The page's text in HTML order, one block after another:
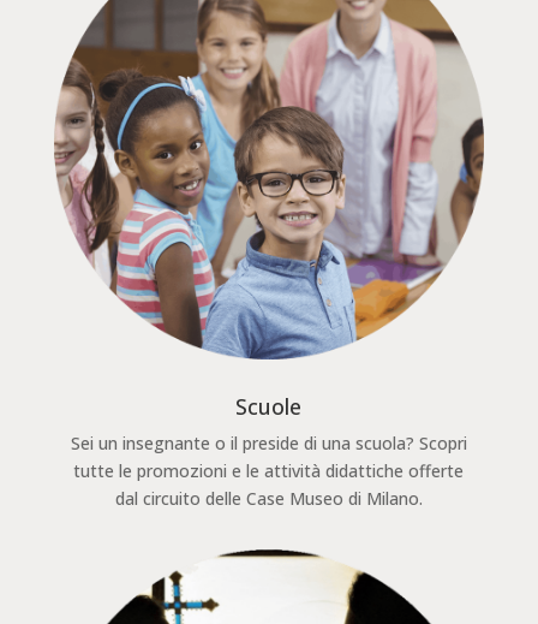
Scuole
Sei un insegnante o il preside di una scuola? Scopri
tutte le promozioni e le attività didattiche offerte
dal circuito delle Case Museo di Milano.